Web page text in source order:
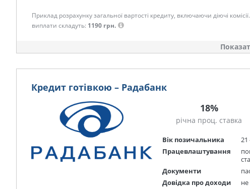
Приклад розрахунку загальної вартості кредиту, включаючи діючі
виплати складуть: 1190 грн.
Кредит готівкою – Радабанк
18%
річна проц. ставка
Вік позичальника
21
Працевлаштування
Документи
Довідка про доходи
не